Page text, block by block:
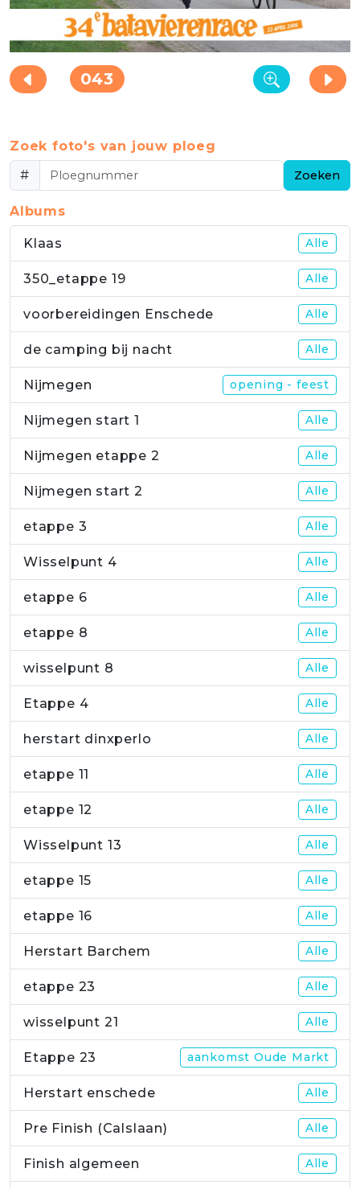
043
Zoek foto's van jouw ploeg
#
Zoeken
Albums
Klaas Alle
350_etappe 19 Alle
voorbereidingen Enschede Alle
de camping bij nacht Alle
Nijmegen opening - feest
Nijmegen start 1 Alle
Nijmegen etappe 2 Alle
Nijmegen start 2 Alle
etappe 3 Alle
Wisselpunt 4 Alle
etappe 6 Alle
etappe 8 Alle
wisselpunt 8 Alle
Etappe 4 Alle
herstart dinxperlo Alle
etappe 11 Alle
etappe 12 Alle
Wisselpunt 13 Alle
etappe 15 Alle
etappe 16 Alle
Herstart Barchem Alle
etappe 23 Alle
wisselpunt 21 Alle
Etappe 23 aankomst Oude Markt
Herstart enschede Alle
Pre Finish (Calslaan) Alle
Finish algemeen Alle